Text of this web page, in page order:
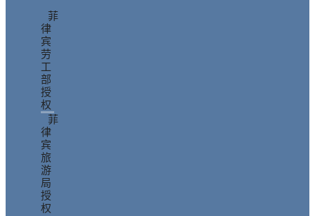
菲
律
宾
劳
工
部
授
权
菲
律
宾
旅
游
局
授
权